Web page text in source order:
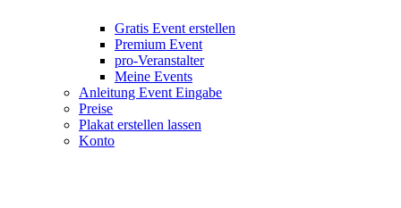
Gratis Event erstellen
Premium Event
pro-Veranstalter
Meine Events
Anleitung Event Eingabe
Preise
Plakat erstellen lassen
Konto